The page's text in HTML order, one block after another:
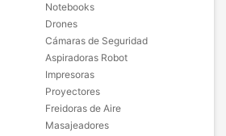
Notebooks
Drones
Cámaras de Seguridad
Aspiradoras Robot
Impresoras
Proyectores
Freidoras de Aire
Masajeadores